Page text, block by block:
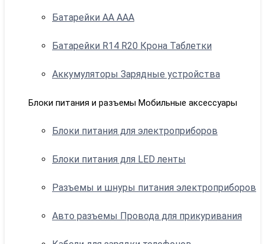
Батарейки АА ААА
Батарейки R14 R20 Крона Таблетки
Аккумуляторы Зарядные устройства
Блоки питания и разъемы Мобильные аксессуары
Блоки питания для электроприборов
Блоки питания для LED ленты
Разъемы и шнуры питания электроприборов
Авто разъемы Провода для прикуривания